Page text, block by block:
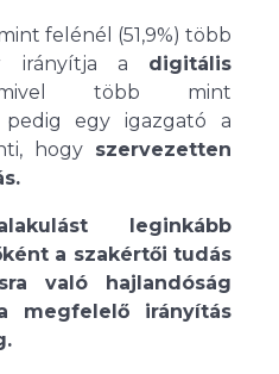
felénél (51,9%) több
irányítja a digitális
több mint
pedig egy igazgató a
hogy szervezetten
leginkább
a szakértői tudás
való hajlandóság
megfelelő irányítás